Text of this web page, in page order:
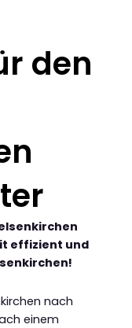
den
effizient und
nach
einem